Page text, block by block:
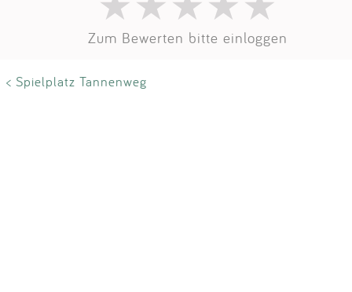
Anmelden
Zum Bewerten bitte einloggen
< Spielplatz Tannenweg